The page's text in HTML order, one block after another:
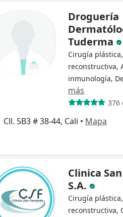
Droguería
Tuderma
Cirugía
reconstructiva,
inmunología,
más
376
Cll. 5B3 # 38-44, Cali • Mapa
Clinica
S.A.
Cirugía
reconstructiva,